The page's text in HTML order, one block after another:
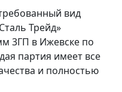
вид
Трейд»
3ГП в Ижевске по
партия имеет все
и полностью